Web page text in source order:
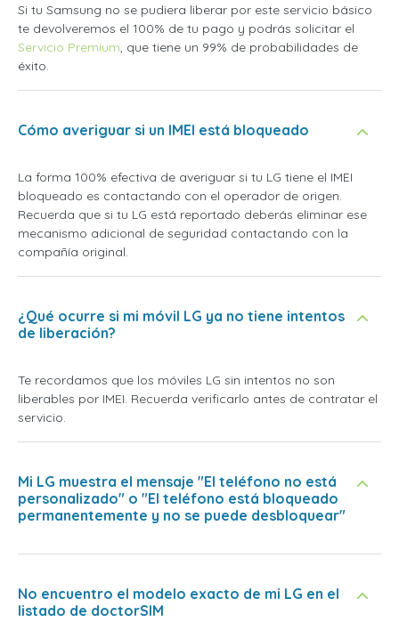
Si tu Samsung no se pudiera liberar por este servicio básico
te devolveremos el 100% de tu pago y podrás solicitar el
Servicio Premium, que tiene un 99% de probabilidades de
éxito.
Cómo averiguar si un IMEI está bloqueado
La forma 100% efectiva de averiguar si tu LG tiene el IMEI
bloqueado es contactando con el operador de origen.
Recuerda que si tu LG está reportado deberás eliminar ese
mecanismo adicional de seguridad contactando con la
compañía original.
¿Qué ocurre si mi móvil LG ya no tiene intentos
de liberación?
Te recordamos que los móviles LG sin intentos no son
liberables por IMEI. Recuerda verificarlo antes de contratar el
servicio.
Mi LG muestra el mensaje "El teléfono no está
personalizado" o "El teléfono está bloqueado
permanentemente y no se puede desbloquear"
No encuentro el modelo exacto de mi LG en el
listado de doctorSIM